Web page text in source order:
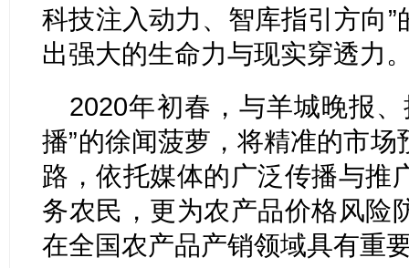
科技注入动力、智库指引方向
出强大的生命力与现实穿透力
2020年初春，与羊城晚报
播”的徐闻菠萝，将精准的市
路，依托媒体的广泛传播与推
务农民，更为农产品价格风险
在全国农产品产销领域具有重